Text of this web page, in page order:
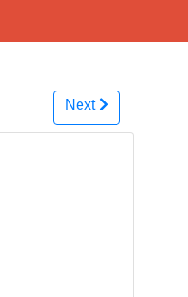
Next